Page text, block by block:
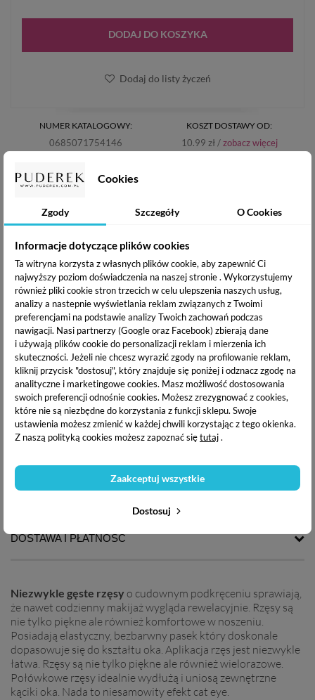
Cookies
Zgody Szczegóły O Cookies
Informacje dotyczące plików cookies
Ta witryna korzysta z własnych plików cookie, aby zapewnić Ci
najwyższy poziom doświadczenia na naszej stronie . Wykorzystujemy
również pliki cookie stron trzecich w celu ulepszenia naszych usług,
analizy a nastepnie wyświetlania reklam związanych z Twoimi
preferencjami na podstawie analizy Twoich zachowań podczas
nawigacji. Nasi partnerzy (Google oraz Facebook) zbierają dane
i używają plików cookie do personalizacji reklam i mierzenia ich
skuteczności. Jeżeli nie chcesz wyrazić zgody na profilowanie reklam,
kliknij przycisk "dostosuj", który znajduje się poniżej i odznacz zgodę na
analityczne i marketingowe cookies. Masz możliwość dostosowania
swoich preferencji odnośnie cookies. Możesz zrezygnować z cookies,
które nie są niezbędne do korzystania z funkcji sklepu. Swoje
ustawienia możesz zmienić w każdej chwili korzystając z tego okienka.
Z naszą polityką cookies możesz zapoznać siętutaj.
Dostosuj
Zaakceptuj wszystkie
NUMER KATALOGOWY:
0685071754146
24h
KOSZT DOSTAWY OD:
10.99 zł /zobacz więcej
DODAJ DO KOSZYKA
Dodaj do listy życzeń
PUDEREK PRODUKTY
POWIĄZANE
Zestaw 5 par sztucznych
rzęs na pasku połówki -
Zestaw 5 par sztucznych
rzęs na pasku połówki -
DOSTAWA I PŁATNOŚĆ
Niezwykle gęste rzęsy o cudownym podkręceniu sprawiają,
że nawet codzienny makijaż wygląda rewelacyjnie. Rzęsy są
nie tylko piękne ale również komfortowe w noszeniu.
Posiadają elastyczny, bezbarwny pasek który doskonale
dopasowuje się do kształtu oka. Aplikacja rzęs jest niezwykle
łatwa. Rzęsy są nie tylko piękne ale również wielorazowe.
Połówkowe rzęsy idealnie wydłużą i uniosą zewnętrzne
kąciki oka. Nada to niesamowity efekt cat eye.